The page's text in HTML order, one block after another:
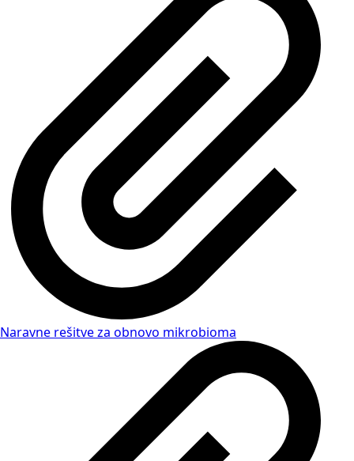
Naravne rešitve za obnovo mikrobioma